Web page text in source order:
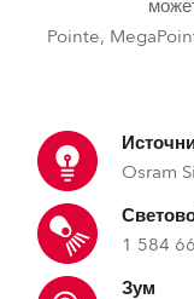
Pointe,
Osram
1 584
Зум